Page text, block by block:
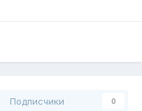
Подписчики 0